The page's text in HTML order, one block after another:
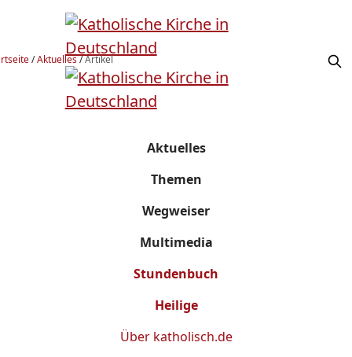
/Aktuelles/Artikel
Aktuelles
Themen
Wegweiser
Multimedia
Stundenbuch
Heilige
Über katholisch.de